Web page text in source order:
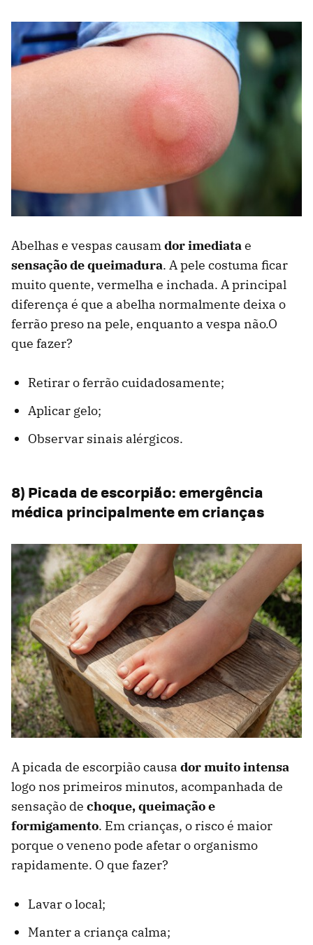
Abelhas e vespas causamdor imediatae
sensação de queimadura. A pele costuma ficar
muito quente, vermelha e inchada. A principal
diferença é que a abelha normalmente deixa o
ferrão preso na pele, enquanto a vespa não.O
que fazer?
Retirar o ferrão cuidadosamente;
Aplicar gelo;
Observar sinais alérgicos.
8) Picada de escorpião: emergência
médica principalmente em crianças
A picada de escorpião causa dor muito intensa
logo nos primeiros minutos, acompanhada de
sensação de choque, queimação e
formigamento. Em crianças, o risco é maior
porque o veneno pode afetar o organismo
rapidamente. O que fazer?
Lavar o local;
Manter a criança calma;